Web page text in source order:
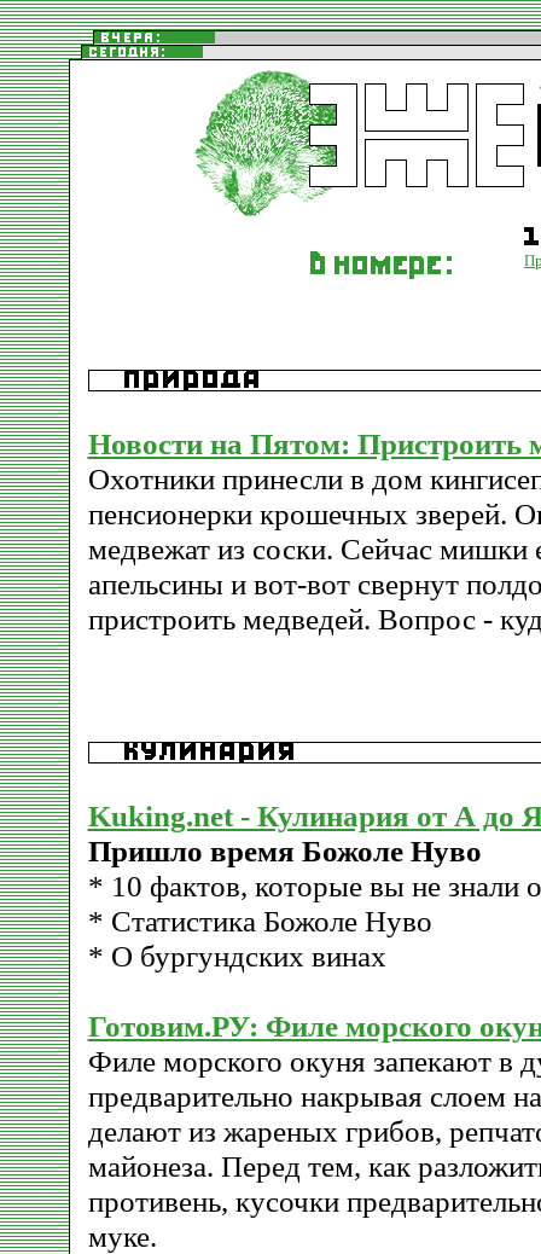
Новости на Пятом: Пристроить
Охотники принесли в дом
пенсионерки крошечных зверей.
медвежат из соски. Сейчас мишки
апельсины и вот-вот свернут
пристроить медведей. Вопрос -
Kuking.net - Кулинария от А до
Пришло время Божоле Нуво
* 10 фактов, которые вы не знали
* Статистика Божоле Нуво
* О бургундских винах
Готовим.РУ: Филе морского
Филе морского окуня запекают в
предварительно накрывая слоем
делают из жареных грибов,
майонеза. Перед тем, как
противень, кусочки
муке.